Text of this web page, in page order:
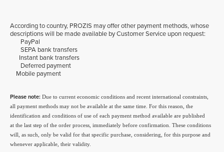
According to country, PROZIS may offer other payment methods, whose
descriptions will be made available by Customer Service upon request:
PayPal
SEPA bank transfers
Instant bank transfers
Deferred payment
Mobile payment
Please note: Due to current economic conditions and recent international constraints,
all payment methods may not be available at the same time. For this reason, the
identification and conditions of use of each payment method available are published
at the last step of the order process, immediately before confirmation. These conditions
will, as such, only be valid for that specific purchase, considering, for this purpose and
whenever applicable, their validity.